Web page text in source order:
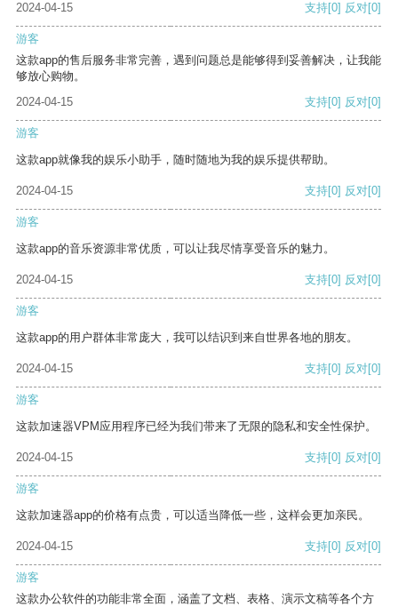
2024-04-15
支持[0] 反对[0]
游客
这款app的售后服务非常完善，遇到问题总是能够得到妥善解决，让我能
够放心购物。
2024-04-15
支持[0] 反对[0]
游客
这款app就像我的娱乐小助手，随时随地为我的娱乐提供帮助。
2024-04-15 支持[0] 反对[0]
游客
这款app的音乐资源非常优质，可以让我尽情享受音乐的魅力。
2024-04-15 支持[0] 反对[0]
游客
这款app的用户群体非常庞大，我可以结识到来自世界各地的朋友。
2024-04-15 支持[0] 反对[0]
游客
这款加速器VPM应用程序已经为我们带来了无限的隐私和安全性保护。
2024-04-15 支持[0] 反对[0]
游客
这款加速器app的价格有点贵，可以适当降低一些，这样会更加亲民。
2024-04-15 支持[0] 反对[0]
游客
这款办公软件的功能非常全面，涵盖了文档、表格、演示文稿等各个方